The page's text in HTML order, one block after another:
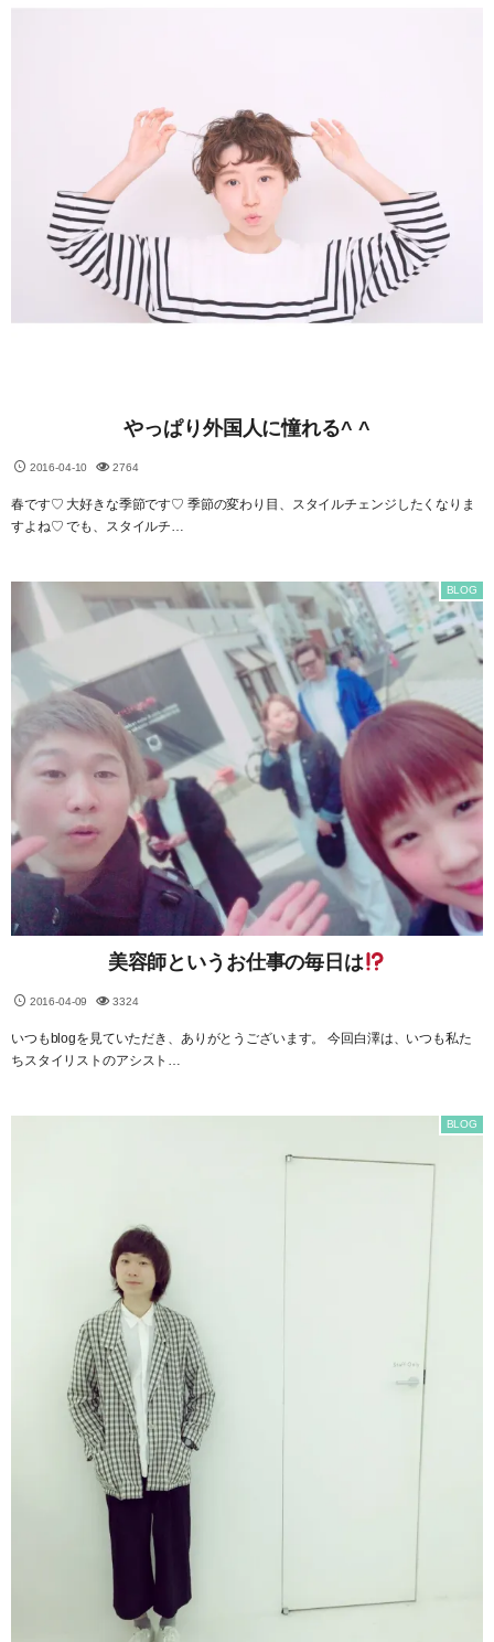
やっぱり外国人に憧れる^ ^
2016-04-10 2764
春です♡ 大好きな季節です♡ 季節の変わり目、スタイルチェンジしたくなりま
すよね♡ でも、スタイルチ…
美容師というお仕事の毎日は
2016-04-09
BLOG
3324
いつもblogを見ていただき、ありがとうございます。 今回白澤は、いつも私た
ちスタイリストのアシスト…
BLOG